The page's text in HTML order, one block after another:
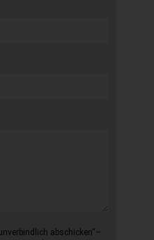
abschicken“–